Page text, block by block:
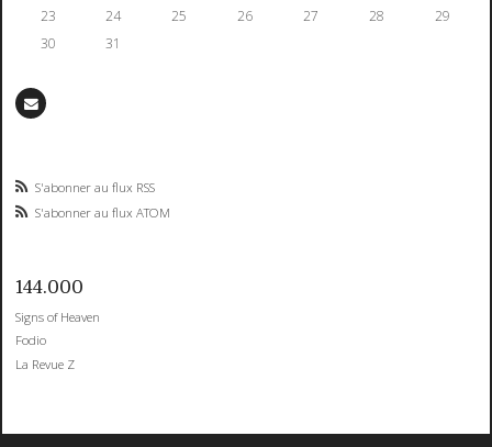
23
24 25 26 27 28
29
30
31
S'abonner au flux RSS
S'abonner au flux ATOM
144.000
Signs of Heaven
Fodio
La Revue Z